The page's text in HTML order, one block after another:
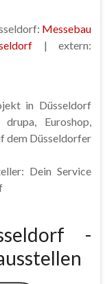
Messebau
| extern:
in Düsseldorf
Euroshop,
dem Düsseldorfer
Dein Service
-